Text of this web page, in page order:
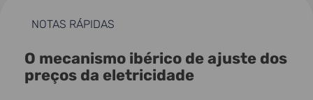
NOTAS RÁPIDAS
O mecanismo ibérico de ajuste dos
preços da eletricidade